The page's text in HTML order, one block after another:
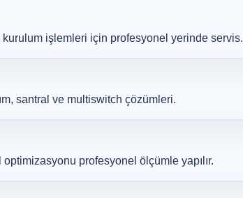
işlemleri için profesyonel yerinde servis.
santral ve multiswitch çözümleri.
profesyonel ölçümle yapılır.